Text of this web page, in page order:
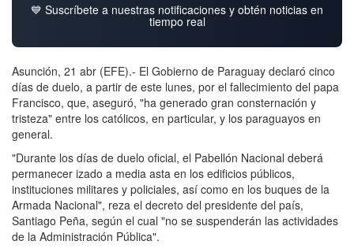
💙 Suscríbete a nuestras notificaciones y obtén noticias en
tiempo real
Asunción, 21 abr (EFE).- El Gobierno de Paraguay declaró cinco
días de duelo, a partir de este lunes, por el fallecimiento del papa
Francisco, que, aseguró, "ha generado gran consternación y
tristeza" entre los católicos, en particular, y los paraguayos en
general.
"Durante los días de duelo oficial, el Pabellón Nacional deberá
permanecer izado a media asta en los edificios públicos,
instituciones militares y policiales, así como en los buques de la
Armada Nacional", reza el decreto del presidente del país,
Santiago Peña, según el cual "no se suspenderán las actividades
de la Administración Pública".